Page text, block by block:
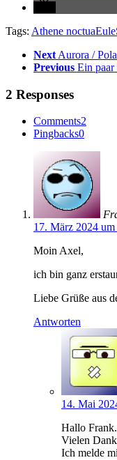
Tags: Athene noctuaEule
Next Aurora /
Previous Ein
2 Responses
Comments2
Pingbacks0
17. März 2024
Moin Axel,
ich bin ganz
Liebe Grüße aus
Antworten
14. Mai
Hallo Frank.
Vielen
Ich melde